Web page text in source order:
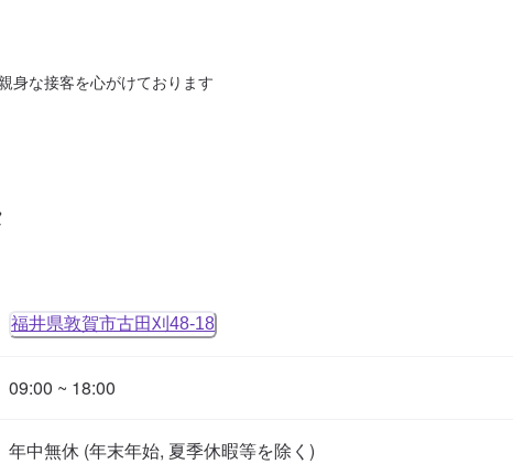
身な接客を心がけております
福井県敦賀市古田刈48-18
09:00 ~ 18:00
年中無休 (年末年始, 夏季休暇等を除く)